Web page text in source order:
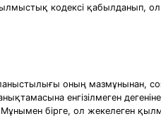
кодексі қабылданып,
оның мазмұнынан,
енгізілмеген
Мұнымен бірге, ол жекелеген